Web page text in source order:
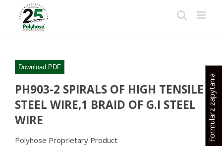
content
Download PDF
PH903-2 SPIRALS OF HIGH TENSILE
STEEL WIRE,1 BRAID OF G.I STEEL
WIRE
Polyhose Proprietary Product Formularz zapytania